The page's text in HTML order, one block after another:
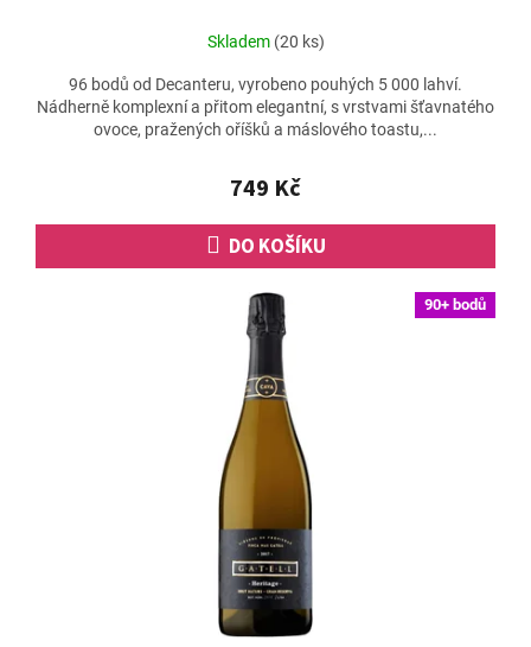
Skladem (20 ks)
749 Kč
DO KOŠÍKU
96 bodů od Decanteru, vyrobeno pouhých 5 000 lahví.
Nádherně komplexní a přitom elegantní, s vrstvami šťavnatého
ovoce, pražených oříšků a máslového toastu,...
90+ bodů